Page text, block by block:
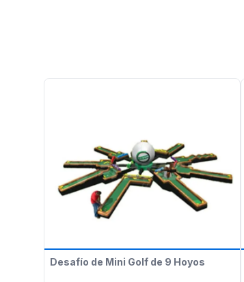
Desafío de Mini Golf de 9 Hoyos